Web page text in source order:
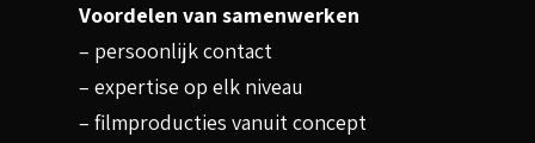
Voordelen van samenwerken
– persoonlijk contact
– expertise op elk niveau
– filmproducties vanuit concept